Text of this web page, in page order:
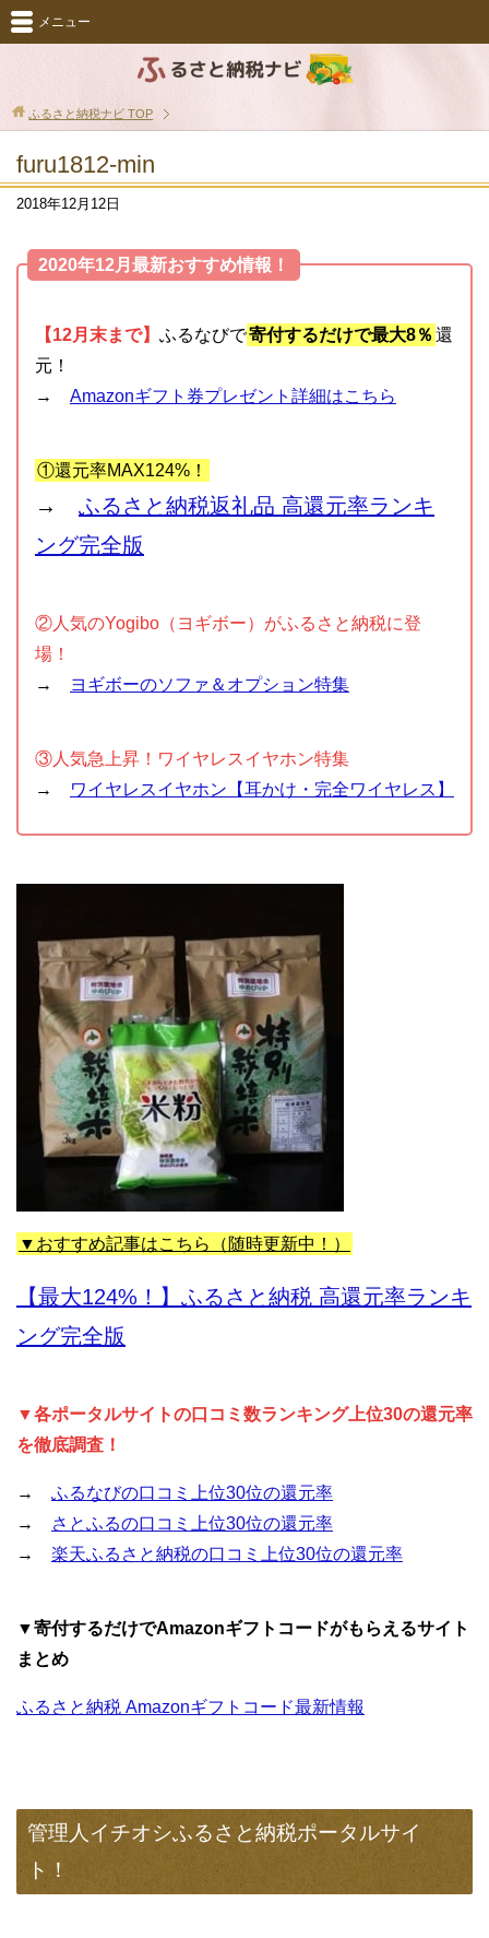
メニュー
ふるさと納税ナビ TOP
furu1812-min
2018年12月12日
2020年12月最新おすすめ情報！
【12月末まで】 ふるなびで寄付するだけで最大8％ 還
元！
→ Amazonギフト券プレゼント詳細はこちら
①還元率MAX124%！
→ ふるさと納税返礼品 高還元率ランキ
ング完全版
②人気のYogibo（ヨギボー）がふるさと納税に登
場！
→
ヨギボーのソファ＆オプション特集
③人気急上昇！ワイヤレスイヤホン特集
→
ワイヤレスイヤホン【耳かけ・完全ワイヤレス】
▼おすすめ記事はこちら（随時更新中！）
【最大124%！】ふるさと納税 高還元率ランキ
ング完全版
▼各ポータルサイトの口コミ数ランキング上位30の還元率
を徹底調査！
→ ふるなびの口コミ上位30位の還元率
→
さとふるの口コミ上位30位の還元率
→ 楽天ふるさと納税の口コミ上位30位の還元率
▼寄付するだけでAmazonギフトコードがもらえるサイト
まとめ
ふるさと納税 Amazonギフトコード最新情報
管理人イチオシふるさと納税ポータルサイ
ト！